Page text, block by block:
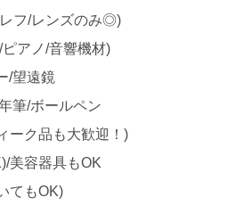
レフ/レンズのみ◎)
ピアノ/音響機材)
/望遠鏡
筆/ボールペン
ーク品も大歓迎！)
美容器具もOK
てもOK)